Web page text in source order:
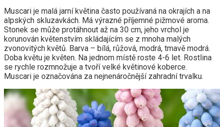
Muscari je malá jarní květina často používaná na okrajích a na
alpských skluzavkách. Má výrazné příjemné pižmové aroma.
Stonek se může protáhnout až na 30 cm, jeho vrchol je
korunován květenstvím skládajícím se z mnoha malých
zvonovitých květů. Barva – bílá, růžová, modrá, tmavě modrá.
Doba květu je květen. Na jednom místě roste 4-6 let. Rostlina
se rychle rozmnožuje a tvoří velké květinové koberce.
Muscari je označována za nejnenáročnější zahradní trvalku.